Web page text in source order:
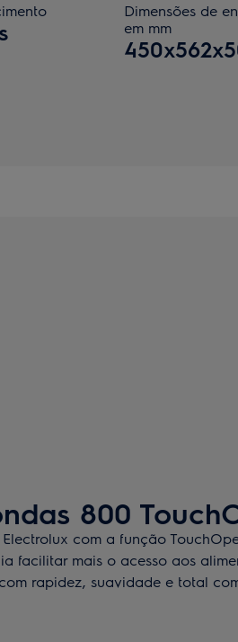
Dimensões de
em mm
800
com a função
facilitar mais o acesso aos
rapidez, suavidade e total